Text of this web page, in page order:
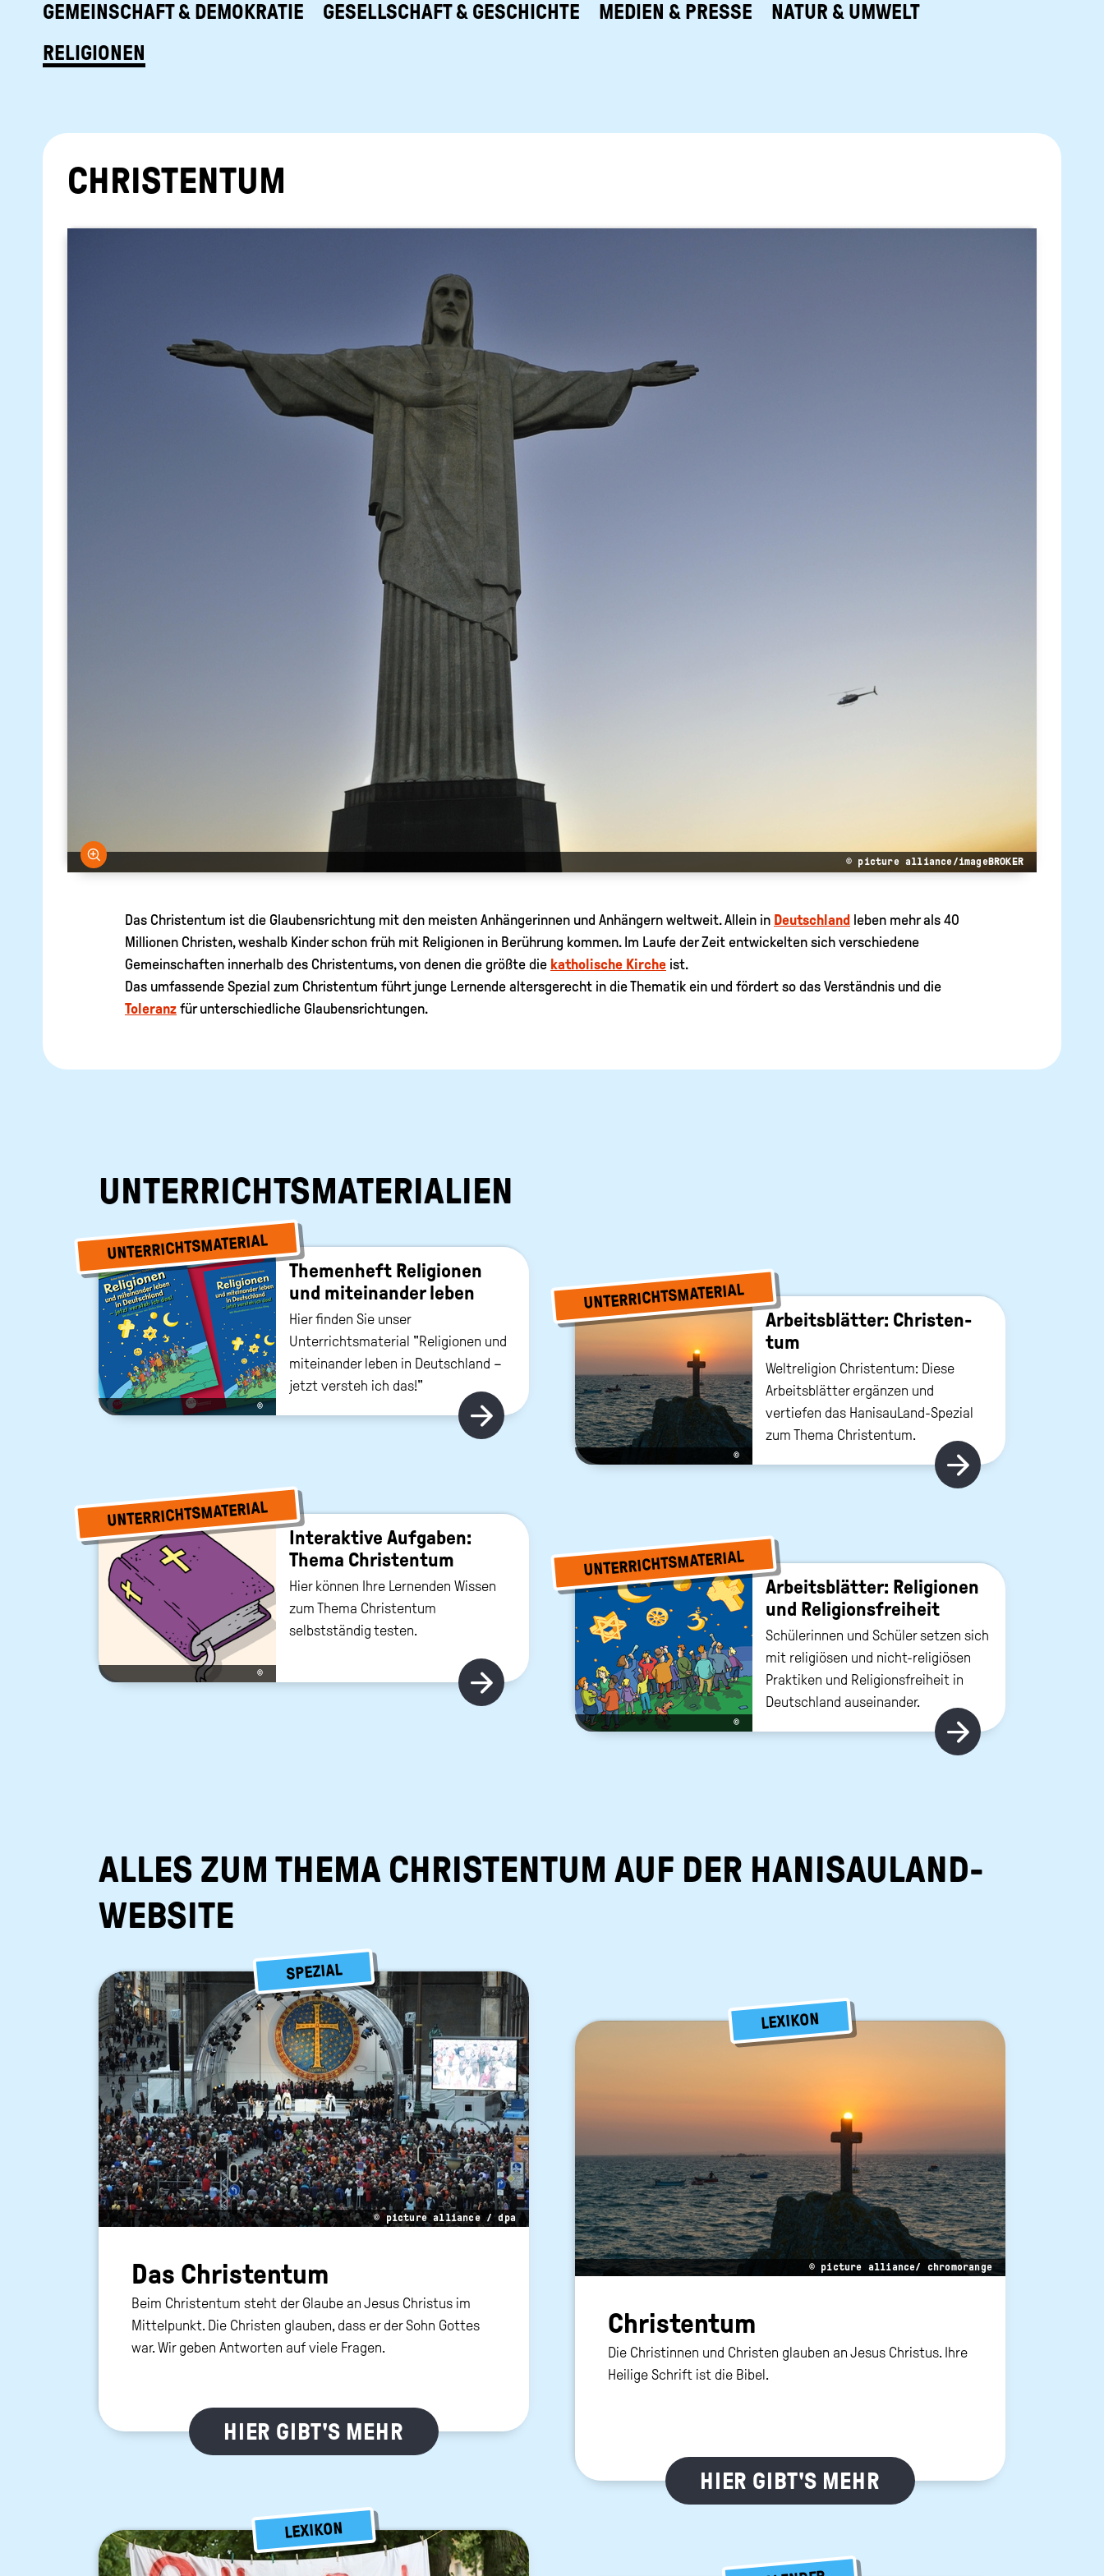
GEMEINSCHAFT & DEMOKRATIE GESELLSCHAFT & GESCHICHTE MEDIEN & PRESSE
NATUR & UMWELT
RELIGIONEN
CHRIS­TEN­TUM
Bild vergrößern
© picture alliance/imageBROKER
Das Christentum ist die Glaubensrichtung mit den meisten Anhängerinnen und Anhängern weltweit. Allein in Deutschland leben mehr als 40
Millionen Christen, weshalb Kinder schon früh mit Religionen in Berührung kommen. Im Laufe der Zeit entwickelten sich verschiedene
Gemeinschaften innerhalb des Christentums, von denen die größte die katholische Kirche ist.
Das umfassende Spezial zum Christentum führt junge Lernende altersgerecht in die Thematik ein und fördert so das Verständnis und die
Toleranz für unterschiedliche Glaubensrichtungen.
UNTERRICHTSMATERIALIEN
UNTERRICHTSMATERIAL
©
The­men­heft Re­li­gio­nen
und mit­ein­an­der leben
Hier finden Sie unser
Unterrichtsmaterial "Religionen und
miteinander leben in Deutschland –
jetzt versteh ich das!"
Hier gibt's mehr
UNTERRICHTSMATERIAL
©
Ar­beits­blät­ter: Chris­ten­
tum
Weltreligion Christentum: Diese
Arbeitsblätter ergänzen und
vertiefen das HanisauLand-Spezial
zum Thema Christentum.
Hier gibt's
UNTERRICHTSMATERIAL
©
In­ter­ak­ti­ve Auf­ga­ben:
Thema Chris­ten­tum
Hier können Ihre Lernenden Wissen
zum Thema Christentum
selbstständig testen.
Hier gibt's mehr
UNTERRICHTSMATERIAL
©
Ar­beits­blät­ter: Re­li­gio­nen
und Re­li­gi­ons­frei­heit
Schülerinnen und Schüler setzen sich
mit religiösen und nicht-religiösen
Praktiken und Religionsfreiheit in
Deutschland auseinander.
Hier gibt's
ALLES ZUM THEMA CHRISTENTUM AUF DER HANISAULAND-
WEBSITE
SPEZIAL
© picture alliance / dpa
Das Chris­ten­tum
Beim Christentum steht der Glaube an Jesus Christus im
Mittelpunkt. Die Christen glauben, dass er der Sohn Gottes
war. Wir geben Antworten auf viele Fragen.
HIER GIBT'S MEHR
LEXIKON
© picture alliance/ chromorange
Chris­ten­tum
Die Christinnen und Christen glauben an Jesus Christus. Ihre
Heilige Schrift ist die Bibel.
HIER GIBT'S MEHR
LEXIKON